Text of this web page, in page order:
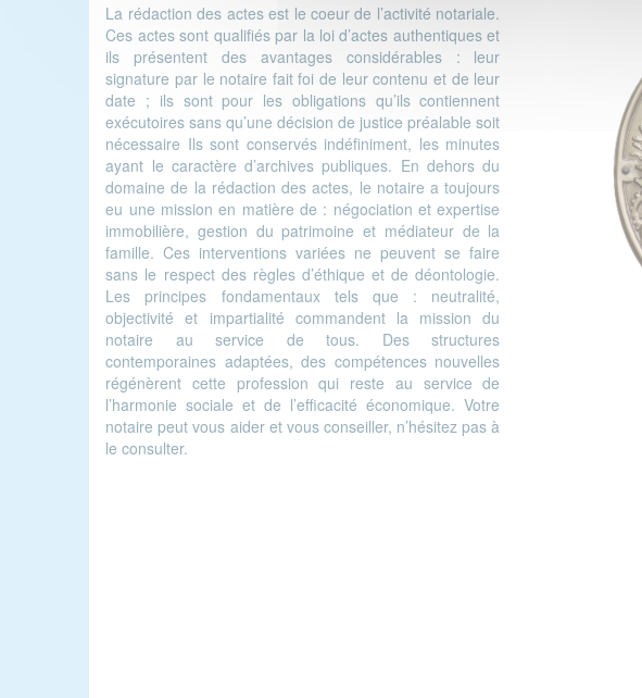
La rédaction des actes est le coeur de l’activité notariale.
Ces actes sont qualifiés par la loi d’actes authentiques et
ils présentent des avantages considérables : leur
signature par le notaire fait foi de leur contenu et de leur
date ; ils sont pour les obligations qu’ils contiennent
exécutoires sans qu’une décision de justice préalable soit
nécessaire Ils sont conservés indéfiniment, les minutes
ayant le caractère d’archives publiques. En dehors du
domaine de la rédaction des actes, le notaire a toujours
eu une mission en matière de : négociation et expertise
immobilière, gestion du patrimoine et médiateur de la
famille. Ces interventions variées ne peuvent se faire
sans le respect des règles d’éthique et de déontologie.
Les principes fondamentaux tels que : neutralité,
objectivité et impartialité commandent la mission du
notaire au service de tous. Des structures
contemporaines adaptées, des compétences nouvelles
régénèrent cette profession qui reste au service de
l’harmonie sociale et de l’efficacité économique. Votre
notaire peut vous aider et vous conseiller, n’hésitez pas à
le consulter.